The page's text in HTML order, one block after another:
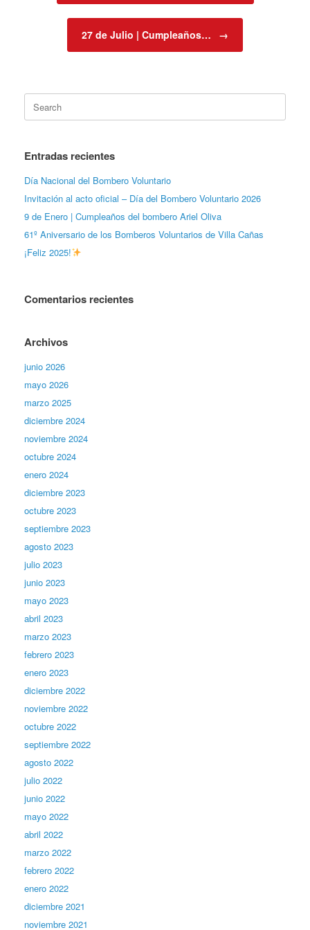
27 de Julio | Cumpleaños… →
Search
for:
Entradas recientes
Día Nacional del Bombero Voluntario
Invitación al acto oficial – Día del Bombero Voluntario 2026
9 de Enero | Cumpleaños del bombero Ariel Oliva
61º Aniversario de los Bomberos Voluntarios de Villa Cañas
¡Feliz 2025!
Comentarios recientes
Archivos
junio 2026
mayo 2026
marzo 2025
diciembre 2024
noviembre 2024
octubre 2024
enero 2024
diciembre 2023
octubre 2023
septiembre 2023
agosto 2023
julio 2023
junio 2023
mayo 2023
abril 2023
marzo 2023
febrero 2023
enero 2023
diciembre 2022
noviembre 2022
octubre 2022
septiembre 2022
agosto 2022
julio 2022
junio 2022
mayo 2022
abril 2022
marzo 2022
febrero 2022
enero 2022
diciembre 2021
noviembre 2021